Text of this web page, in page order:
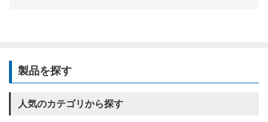
製品を探す
人気のカテゴリから探す